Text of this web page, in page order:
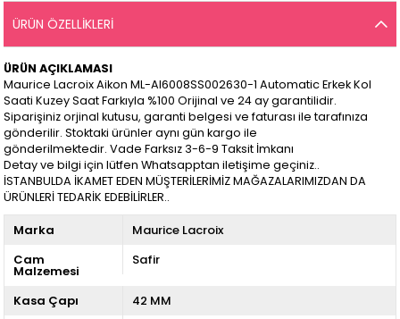
ÜRÜN ÖZELLIKLERI
ÜRÜN AÇIKLAMASI
Maurice Lacroix Aikon ML-AI6008SS002630-1 Automatic Erkek Kol
Saati Kuzey Saat Farkıyla %100 Orijinal ve 24 ay garantilidir.
Siparişiniz orjinal kutusu, garanti belgesi ve faturası ile tarafınıza
gönderilir. Stoktaki ürünler aynı gün kargo ile
gönderilmektedir. Vade Farksız 3-6-9 Taksit İmkanı
Detay ve bilgi için lütfen Whatsapptan iletişime geçiniz..
İSTANBULDA İKAMET EDEN MÜŞTERİLERİMİZ MAĞAZALARIMIZDAN DA
ÜRÜNLERİ TEDARİK EDEBİLİRLER..
Marka
Maurice Lacroix
Cam
Malzemesi
Safir
Kasa Çapı
42 MM